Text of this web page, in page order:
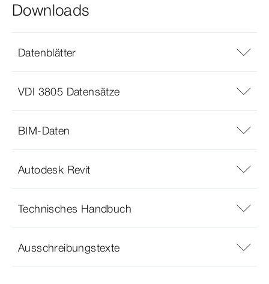
Downloads
Datenblätter
VDI 3805 Datensätze
BIM-Daten
Autodesk Revit
Technisches Handbuch
Ausschreibungstexte